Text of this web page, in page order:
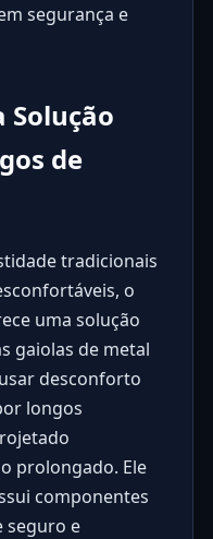
segurança e
Solução
de
tradicionais
o
uma solução
gaiolas de metal
desconforto
longos
prolongado. Ele
componentes
seguro e